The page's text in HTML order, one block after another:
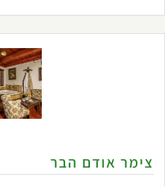
צימר אודם הבר